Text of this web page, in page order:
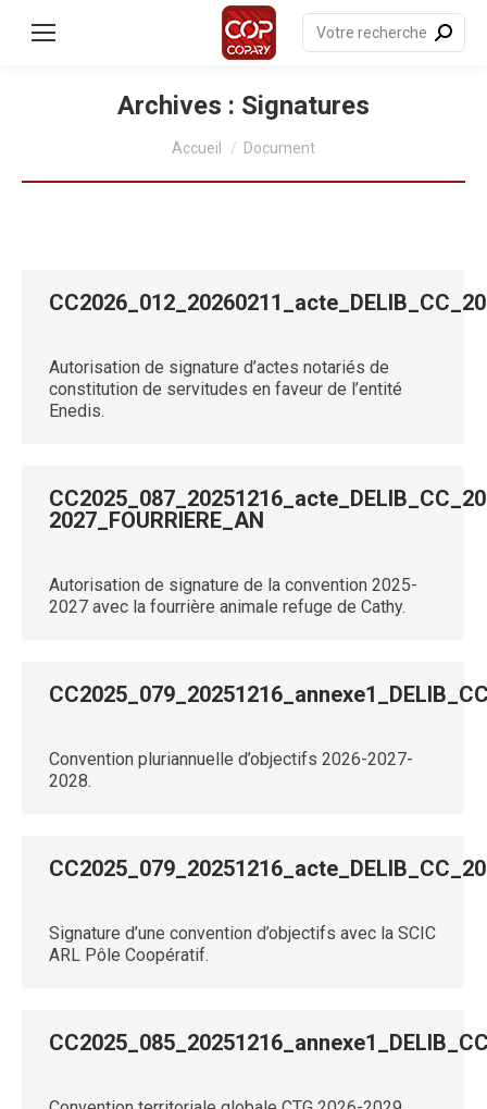
principal
Recherche
:
Archives : Signatures
Accueil Document
Autorisation de signature d’actes notariés de
constitution de servitudes en faveur de l’entité
Enedis.
2027_FOURRIERE_AN
Autorisation de signature de la convention 2025-
2027 avec la fourrière animale refuge de Cathy.
Convention pluriannuelle d’objectifs 2026-2027-
2028.
Signature d’une convention d’objectifs avec la SCIC
ARL Pôle Coopératif.